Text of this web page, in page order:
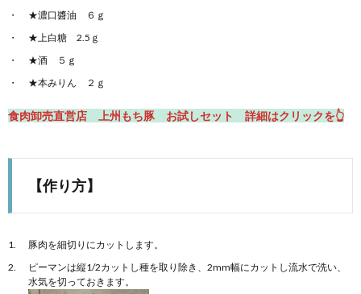
★濃口醬油 ６ｇ
★上白糖 2.5ｇ
★酒 ５ｇ
★本みりん ２ｇ
食肉卸売直営店 上州もち豚 お試しセット 詳細はクリックを👆
【作り方】
豚肉を細切りにカットします。
ピーマンは縦1/2カットし種を取り除き、2mm幅にカットし流水で洗い、
水気を切っておきます。